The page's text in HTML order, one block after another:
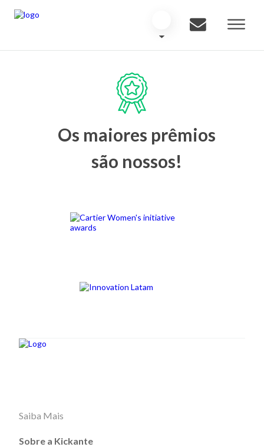
Os maiores prêmios
são nossos!
Saiba Mais
Sobre a Kickante